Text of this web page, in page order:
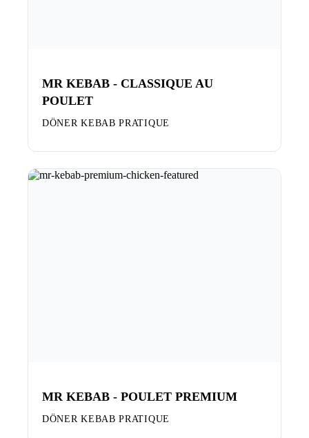
MR KEBAB - CLASSIQUE AU
POULET
DÖNER KEBAB PRATIQUE
MR KEBAB - POULET PREMIUM
DÖNER KEBAB PRATIQUE